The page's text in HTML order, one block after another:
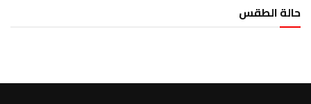
حالة الطقس